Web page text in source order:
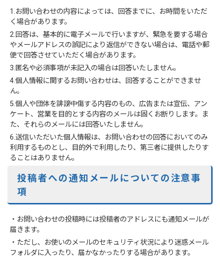
1.お問い合わせの内容によっては、回答までに、お時間をいただ
く場合があります。
2.回答は、基本的に電子メールで行いますが、緊急を要する場合
やメールアドレスの誤記により返信ができない場合は、電話や郵
便で回答させていただく場合があります。
3.匿名や必須事項が未記入の場合は回答いたしません。
4.個人情報に関するお問い合わせは、回答することができませ
ん。
5.個人や団体を誹謗中傷する内容のもの、広告または宣伝、アン
ケート、営業を目的とする内容のメールは固くお断りします。ま
た、それらのメールには回答いたしません。
6.送信いただいた個人情報は、お問い合わせの回答においてのみ
利用するものとし、目的外で利用したり、第三者に提供したりす
ることはありません。
投稿者への通知メールについての注意事
項
・お問い合わせの投稿時には投稿者のアドレスにも通知メールが
届きます。
・ただし、お使いのメールのセキュリティ状況により迷惑メール
フォルダに入ったり、届かなかったりする場合があります。